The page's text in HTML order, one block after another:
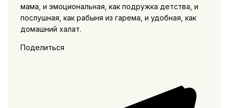
мама, и эмоциональная, как подружка детства, и
послушная, как рабыня из гарема, и удобная, как
домашний халат.
Поделиться